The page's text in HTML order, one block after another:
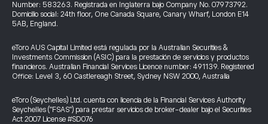
Number: 583263. Registrada en Inglaterra bajo Company No. 07973792.
Domicilio social: 24th floor, One Canada Square, Canary Wharf, London E14
5AB, England.
eToro AUS Capital Limited está regulada por la Australian Securities &
Investments Commission (ASIC) para la prestación de servicios y productos
financieros. Australian Financial Services Licence number: 491139. Registered
Office: Level 3, 60 Castlereagh Street, Sydney NSW 2000, Australia
eToro (Seychelles) Ltd. cuenta con licencia de la Financial Services Authority
Seychelles ("FSAS") para prestar servicios de broker-dealer bajo el Securities
Act 2007 License #SD076